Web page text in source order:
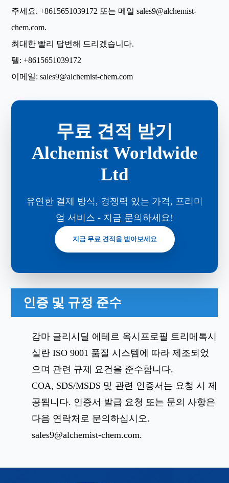
주세요.+8615651039172 또는 메일sales9@alchemist-
chem.com.
최대한 빨리 답변해 드리겠습니다.
텔:+8615651039172
이메일:sales9@alchemist-chem.com
무료 견적 받기
Alchemist Worldwide
Ltd
유연한 결제 방식, 경쟁력 있는 가격, 프리미
엄 서비스 - 지금 문의하세요!
지금 무료 견적을 받아보세요
인증 및 규정 준수
감마 글리시딜 에테르 옥시프로필 트리메톡시
실란 ISO 9001 품질 시스템에 따라 제조되었
으며 관련 규제 요건을 준수합니다.
COA, SDS/MSDS 및 관련 인증서는 요청 시 제
공됩니다. 인증서 발급 요청 또는 문의 사항은
다음 연락처로 문의하십시오.
sales9@alchemist-chem.com.